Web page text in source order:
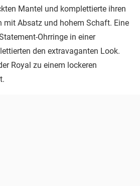
Mantel und komplettierte ihren
mit Absatz und hohem Schaft. Eine
Ohrringe in einer
den extravaganten Look.
Royal zu einem lockeren